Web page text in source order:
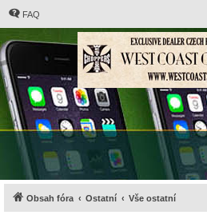
FAQ
Obsah fóra Ostatní Vše ostatní